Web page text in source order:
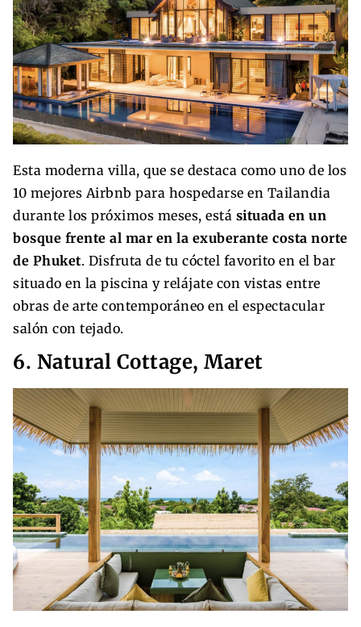
Esta moderna villa, que se destaca como uno de los
10 mejores Airbnb para hospedarse en Tailandia
durante los próximos meses, está situada en un
bosque frente al mar en la exuberante costa norte
de Phuket. Disfruta de tu cóctel favorito en el bar
situado en la piscina y relájate con vistas entre
obras de arte contemporáneo en el espectacular
salón con tejado.
6. Natural Cottage, Maret